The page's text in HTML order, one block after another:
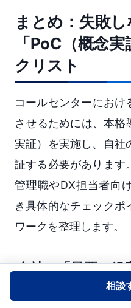
まとめ：失敗
「PoC（概念
クリスト
コールセンターにおけ
させるためには、本格
実証）を実施し、自社
証する必要があります
管理職やDX担当者向
き具体的なチェックポ
ワークを整理します。
自社の「最悪の録
相談